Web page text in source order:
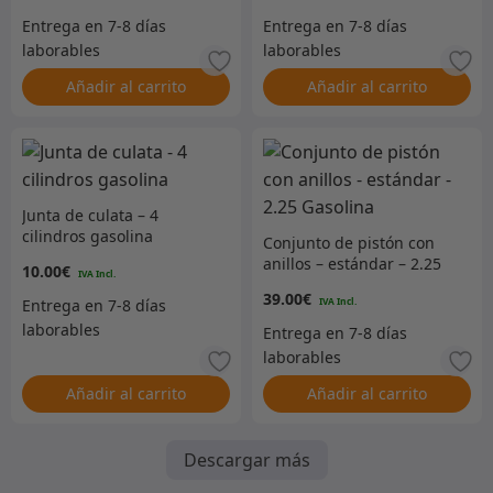
Añadir al carrito Añadir al carrito
Junta de culata – 4
cilindros gasolina
10.00€
Añadir al carrito
Conjunto de pistón con
anillos – estándar – 2.25
39.00€
Añadir al carrito
Descargar más